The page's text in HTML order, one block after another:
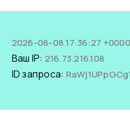
2026-08-08 17:36:27 +0000
Ваш IP: 216.73.216.108
ID запроса: RaWj1UPpGCg1